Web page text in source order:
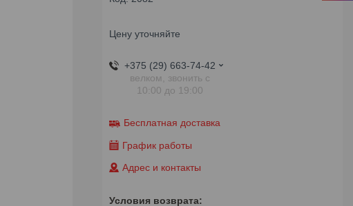
Цену уточняйте
+375 (29) 663-74-42
велком, звонить с
10:00 до 19:00
Бесплатная доставка
График работы
Адрес и контакты